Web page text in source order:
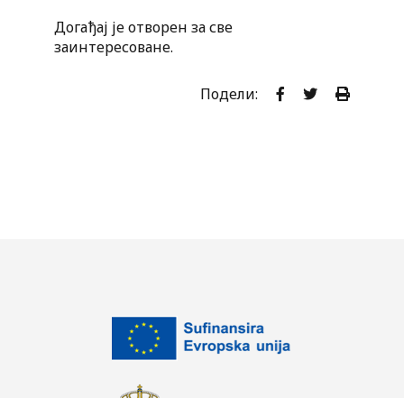
Догађај је отворен за све
заинтересоване.
Подели: